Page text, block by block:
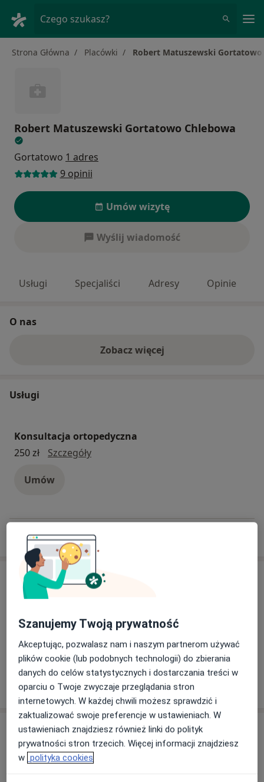
Czego szukasz?
Strona Główna Placówki Robert Matuszewski Gortatowo
Robert Matuszewski Gortatowo Chlebowa
Gortatowo 1 adres
9 opinii
Umów wizytę
Wyślij wiadomość
Usługi Specjaliści Adresy Opinie
O nas
Zobacz więcej
Usługi
Konsultacja ortopedyczna
250 zł
Szczegółykonsultacja ortopedyczna
Umów
W jaki sposób ustalane są ceny?
Specjaliści
lek. Robert Matuszewski
Ortopeda
280 opinii
Umów
Adres
Szanujemy Twoją prywatność
Akceptując, pozwalasz nam i naszym partnerom używać
plików cookie (lub podobnych technologii) do zbierania
danych do celów statystycznych i dostarczania treści w
oparciu o Twoje zwyczaje przeglądania stron
internetowych. W każdej chwili możesz sprawdzić i
zaktualizować swoje preferencje w ustawieniach. W
ustawieniach znajdziesz również linki do polityk
prywatności stron trzecich. Więcej informacji znajdziesz
w polityka cookies